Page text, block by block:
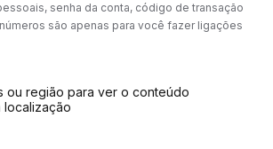
senha da conta, código de transação
são apenas para você fazer ligações
ou região para ver o conteúdo